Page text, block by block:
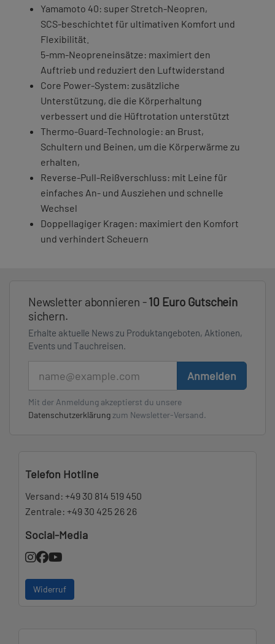
Yamamoto 40: super Stretch-Neopren,
SCS-beschichtet für ultimativen Komfort und
Flexibilität.
5-mm-Neopreneinsätze: maximiert den
Auftrieb und reduziert den Luftwiderstand
Core Power-System: zusätzliche
Unterstützung, die die Körperhaltung
verbessert und die Hüftrotation unterstützt
Thermo-Guard-Technologie: an Brust,
Schultern und Beinen, um die Körperwärme zu
erhalten,
Reverse-Pull-Reißverschluss: mit Leine für
einfaches An- und Ausziehen und schnelle
Wechsel
Doppellagiger Kragen: maximiert den Komfort
und verhindert Scheuern
Newsletter abonnieren -10 Euro Gutschein
sichern.
Erhalte aktuelle News zu Produktangeboten, Aktionen,
Events und Tauchreisen.
Anmelden
Mit der Anmeldung akzeptierst du unsere
Datenschutzerklärung zum Newsletter-Versand.
Telefon Hotline
Versand: +49 30 814 519 450
Zentrale: +49 30 425 26 26
Social-Media
Widerruf